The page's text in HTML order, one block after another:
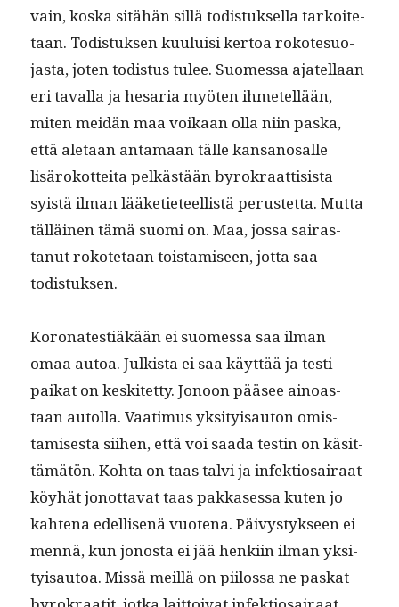
vain, kos­ka sitähän sil­lä todis­tuk­sel­la tarkoite­
taan. Todis­tuk­sen kuu­luisi ker­toa rokote­suo­
jas­ta, joten todis­tus tulee. Suomes­sa ajatel­laan
eri taval­la ja hesaria myöten ihme­tel­lään,
miten mei­dän maa voikaan olla niin pas­ka,
että ale­taan anta­maan tälle kansanos­alle
lisärokot­tei­ta pelkästään byrokraat­ti­sista
syistä ilman lääketi­eteel­listä perustet­ta. Mut­ta
täl­läi­nen tämä suo­mi on. Maa, jos­sa sairas­
tanut rokote­taan tois­tamiseen, jot­ta saa
todistuksen.
Koronat­estiäkään ei suomes­sa saa ilman
omaa autoa. Julk­ista ei saa käyt­tää ja testi­
paikat on keskitet­ty. Jonoon pääsee ain­oas­
taan autol­la. Vaa­timus yksi­ty­isau­ton omis­
tamis­es­ta siihen, että voi saa­da testin on käsit­
tämätön. Koh­ta on taas talvi ja infek­tio­sairaat
köy­hät jonot­ta­vat taas pakkases­sa kuten jo
kaht­e­na edel­lisenä vuote­na. Päivystyk­seen ei
men­nä, kun jonos­ta ei jää henki­in ilman yksi­
ty­isautoa. Mis­sä meil­lä on piilos­sa ne paskat